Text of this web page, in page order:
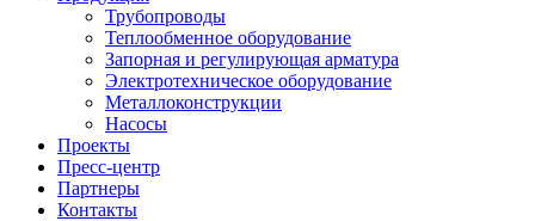
Трубопроводы
Теплообменное оборудование
Запорная и регулирующая арматура
Электротехническое оборудование
Металлоконструкции
Насосы
Проекты
Пресс-центр
Партнеры
Контакты